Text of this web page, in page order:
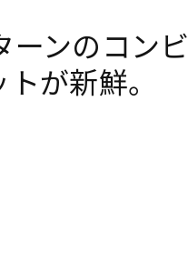
ーンのコンビ
が新鮮。